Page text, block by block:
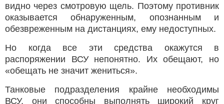
видно через смотровую щель. Поэтому противник
оказывается обнаруженным, опознанным и
обезвреженным на дистанциях, ему недоступных.
Но когда все эти средства окажутся в
распоряжении ВСУ непонятно. Их обещают, но
«обещать не значит жениться».
Танковые подразделения крайне необходимы
ВСУ, они способны выполнять широкий круг